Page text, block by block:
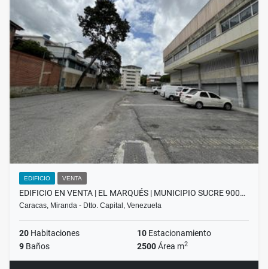
EDIFICIO VENTA
EDIFICIO EN VENTA | EL MARQUÉS | MUNICIPIO SUCRE 900…
Caracas, Miranda - Dtto. Capital, Venezuela
20 Habitaciones 10 Estacionamiento
9 Baños 2500Área m2